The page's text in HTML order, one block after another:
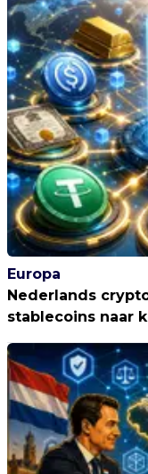
Europa
Nederlands
stablecoins naar